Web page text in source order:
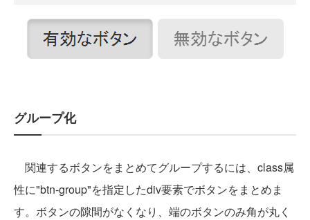
グループ化
関連するボタンをまとめてグループするには、class属
性に"btn-group"を指定したdiv要素でボタンをまとめま
す。ボタンの隙間がなくなり、端のボタンのみ角が丸く